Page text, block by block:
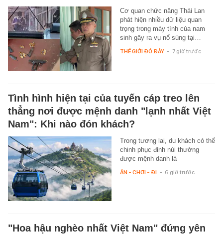
Cơ quan chức năng Thái Lan
phát hiện nhiều dữ liệu quan
trọng trong máy tính của nam
sinh gây ra vụ nổ súng tại…
THẾ GIỚI ĐÓ ĐÂY - 7 giờ trước
Tình hình hiện tại của tuyến cáp treo lên
thẳng nơi được mệnh danh "lạnh nhất Việt
Nam": Khi nào đón khách?
Trong tương lai, du khách có thể
chinh phục đỉnh núi thường
được mệnh danh là
ĂN - CHƠI - ĐI - 6 giờ trước
"Hoa hậu nghèo nhất Việt Nam" đứng yên